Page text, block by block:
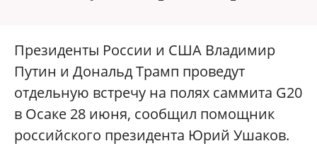
Президенты России и США Владимир
Путин и Дональд Трамп проведут
отдельную встречу на полях саммита G20
в Осаке 28 июня, сообщил помощник
российского президента Юрий Ушаков.